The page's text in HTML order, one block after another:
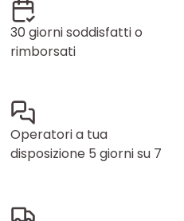
30 giorni soddisfatti o
rimborsati
Operatori a tua
disposizione 5 giorni su 7